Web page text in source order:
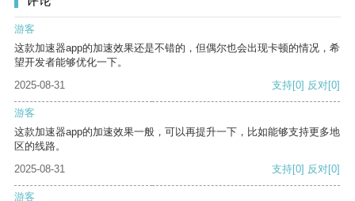
游客
这款加速器app的加速效果还是不错的，但偶尔也会出现卡顿的情况，希
望开发者能够优化一下。
2025-08-31
支持[0] 反对[0]
游客
这款加速器app的加速效果一般，可以再提升一下，比如能够支持更多地
区的线路。
2025-08-31
支持[0] 反对[0]
游客